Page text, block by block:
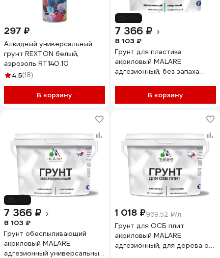
297 ₽
Алкидный универсальный
грунт REXTON белый,
аэрозоль RT140.10
4.5(18)
В корзину
7 366 ₽
8 103 ₽
Грунт для пластика
акриловый MALARE
адгезионный, без запаха
кг 4610362814762
ГПЛСТБЕЛ1000
В корзину
7 366 ₽
8 103 ₽
Грунт обеспыливающий
акриловый MALARE
адгезионный универсальный,
1 018 ₽969.52 ₽/л
Грунт для ОСБ плит
акриловый MALARE
адгезионный, для дерева от